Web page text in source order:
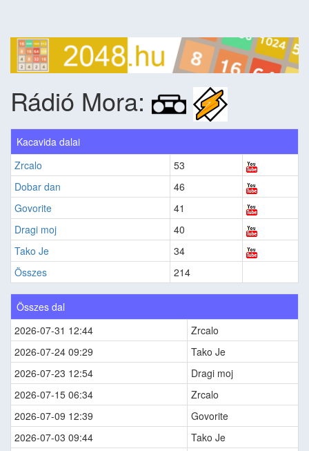
Rádió Mora:
Kacavida dalai
Zrcalo
53
Dobar dan
46
Govorite
41
Dragi moj
40
Tako Je
34
Összes
214
Összes dal
2026-07-31 12:44
Zrcalo
2026-07-24 09:29
Tako Je
2026-07-23 12:54
Dragi moj
2026-07-15 06:34
Zrcalo
2026-07-09 12:39
Govorite
2026-07-03 09:44
Tako Je